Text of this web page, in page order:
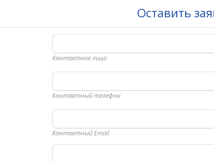
Оставить
Контактное лицо
Контактный телефон
Контактный Email